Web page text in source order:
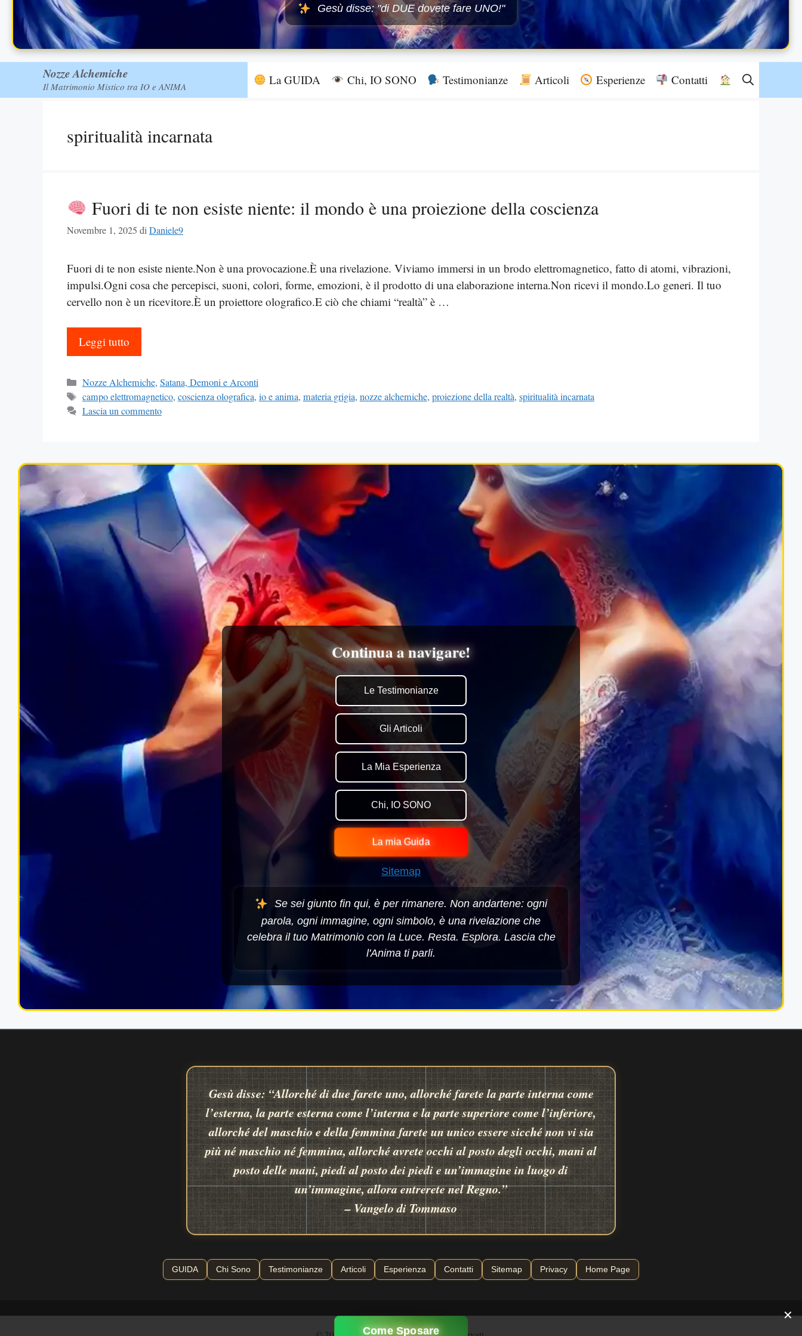
Gesù disse: "di DUE dovete fare UNO!"
Nozze Alchemiche
Il Matrimonio Mistico tra IO e ANIMA La GUIDA Chi, IO SONO Testimonianze Articoli Esperienze Contatti
spiritualità incarnata
Fuori di te non esiste niente: il mondo è una proiezione della coscienza
Novembre 1, 2025 diDaniele9
Fuori di te non esiste niente.Non è una provocazione.È una rivelazione. Viviamo immersi in un brodo elettromagnetico, fatto di atomi, vibrazioni,
impulsi.Ogni cosa che percepisci, suoni, colori, forme, emozioni, è il prodotto di una elaborazione interna.Non ricevi il mondo.Lo generi. Il tuo
cervello non è un ricevitore.È un proiettore olografico.E ciò che chiami “realtà” è …
Leggi tutto
Categorie
Nozze Alchemiche, Satana, Demoni e Arconti
Tag
campo elettromagnetico, coscienza olografica, io e anima, materia grigia, nozze alchemiche, proiezione della realtà, spiritualità incarnata
Lascia un commento
Continua a navigare!
Le Testimonianze
Gli Articoli
La Mia Esperienza
Chi, IO SONO
La mia Guida
Sitemap
Se sei giunto fin qui, è per rimanere. Non andartene: ogni
parola, ogni immagine, ogni simbolo, è una rivelazione che
celebra il tuo Matrimonio con la Luce. Resta. Esplora. Lascia che
l'Anima ti parli.
Gesù disse: “Allorché di due farete uno, allorché farete la parte interna come
l’esterna, la parte esterna come l’interna e la parte superiore come l’inferiore,
allorché del maschio e della femmina farete un unico essere sicché non vi sia
più né maschio né femmina, allorché avrete occhi al posto degli occhi, mani al
posto delle mani, piedi al posto dei piedi e un’immagine in luogo di
un’immagine, allora entrerete nel Regno.”
– Vangelo di Tommaso
GUIDA Chi Sono Testimonianze Articoli Esperienza Contatti Sitemap Privacy Home Page
Come Sposare
✕